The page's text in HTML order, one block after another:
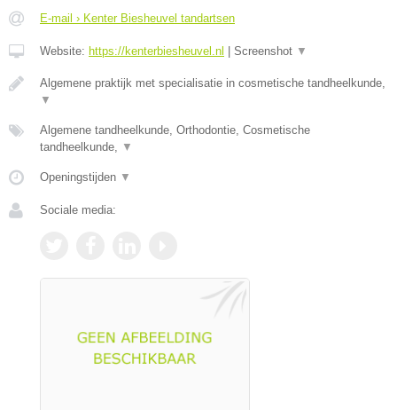
E-mail › Kenter Biesheuvel tandartsen
Website: https://kenterbiesheuvel.nl | Screenshot ▼
Algemene praktijk met specialisatie in cosmetische tandheelkunde,
▼
Algemene tandheelkunde, Orthodontie, Cosmetische
tandheelkunde,
▼
Openingstijden ▼
Sociale media: